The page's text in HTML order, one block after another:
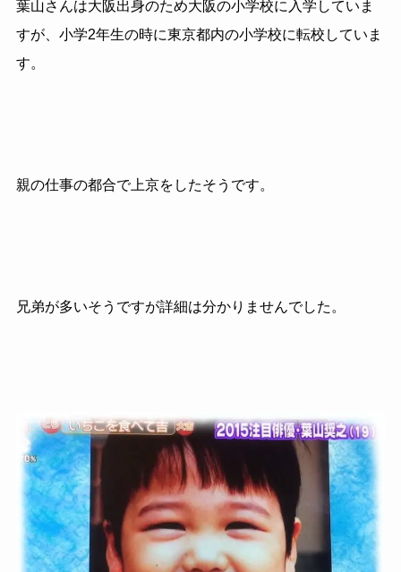
葉山さんは大阪出身のため大阪の小学校に入学していま
すが、小学2年生の時に東京都内の小学校に転校していま
す。
親の仕事の都合で上京をしたそうです。
兄弟が多いそうですが詳細は分かりませんでした。